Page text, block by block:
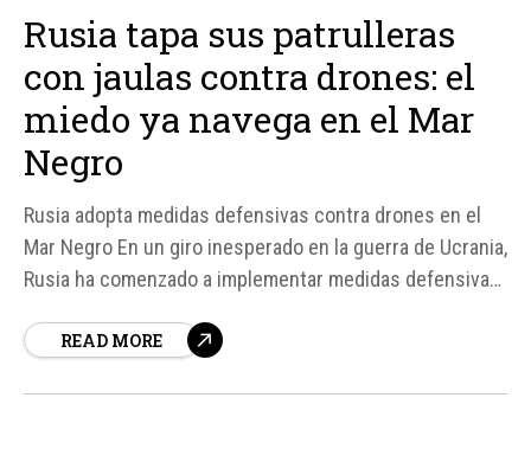
Rusia tapa sus patrulleras
con jaulas contra drones: el
miedo ya navega en el Mar
Negro
Rusia adopta medidas defensivas contra drones en el
Mar Negro En un giro inesperado en la guerra de Ucrania,
Rusia ha comenzado a implementar medidas defensivas
Según fuentes, las embarcaciones Project 21980
READ MORE